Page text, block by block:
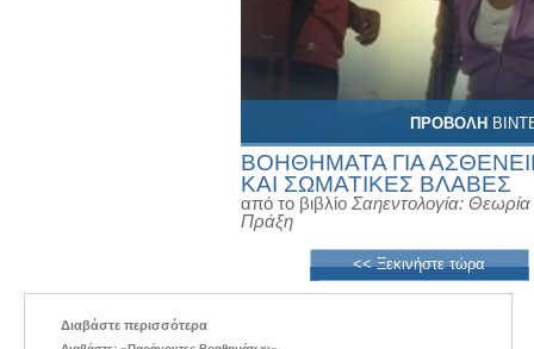
ΠΡΟΒΟΛΗ
ΒΟΗΘΗΜΑΤΑ ΓΙΑ
ΚΑΙ ΣΩΜΑΤΙΚΕΣ ΒΛΑΒΕΣ
από το βιβλίοΣαηεντολογία: Θεωρία
Πράξη
<< Ξεκινήστε τώρα
Διαβάστε περισσότερα